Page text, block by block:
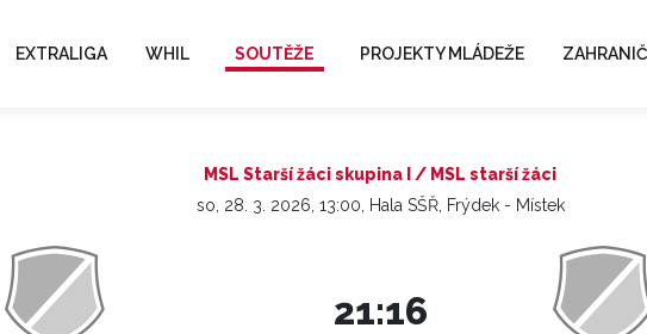
EXTRALIGA WHIL SOUTĚŽE PROJEKTY MLÁDEŽE
MSL Starší žáci skupina I / MSL starší žáci
so, 28. 3. 2026, 13:00, Hala SŠŘ, Frýdek - Místek
21:16